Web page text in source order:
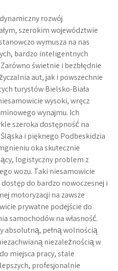
rozwój
szerokim województwie
wymusza na nas
bardzo inteligentnych
świetnie i bezbłędnie
aut, jak i powszechnie
turystówBielsko-Biała
wysoki, wręcz
wynajmu. Ich
szeroka dostępność na
i pięknego Podbeskidzia
oka skutecznie
logistyczny problem z
wozu. Taki niesamowicie
do bardzo nowoczesnej i
motoryzacji na zawsze
prywatne podejście do
samochodów na własność.
absolutną, pełną wolnością
niezależnością w
miejsca pracy, stale
profesjonalnie